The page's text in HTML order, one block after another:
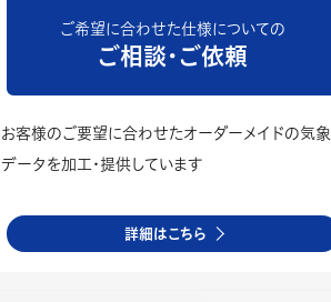
ご希望に合わせた仕様についての
ご相談・ご依頼
お客様のご要望に合わせたオーダーメイドの気象
データを加工・提供しています
詳細はこちら